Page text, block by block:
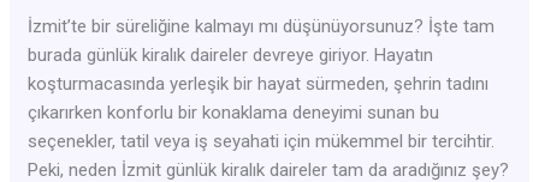
İzmit’te bir süreliğine kalmayı mı düşünüyorsunuz? İşte tam
burada günlük kiralık daireler devreye giriyor. Hayatın
koşturmacasında yerleşik bir hayat sürmeden, şehrin tadını
çıkarırken konforlu bir konaklama deneyimi sunan bu
seçenekler, tatil veya iş seyahati için mükemmel bir tercihtir.
Peki, neden İzmit günlük kiralık daireler tam da aradığınız şey?